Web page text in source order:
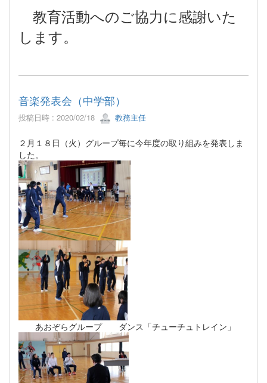
教育活動へのご協力に感謝いた
します。
音楽発表会（中学部）
投稿日時 : 2020/02/18 教務主任
２月１８日（火）グループ毎に今年度の取り組みを発表しま
した。
あおぞらグループ ダンス「チューチュトレイン」